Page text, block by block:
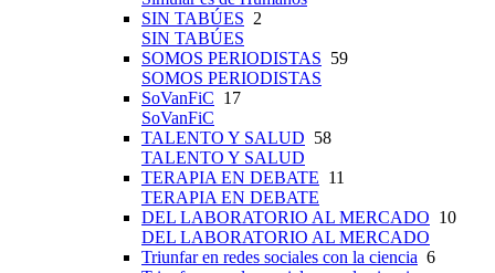
SIN TABÚES 2
SIN TABÚES
SOMOS PERIODISTAS 59
SOMOS PERIODISTAS
SoVanFiC 17
SoVanFiC
TALENTO Y SALUD 58
TALENTO Y SALUD
TERAPIA EN DEBATE 11
TERAPIA EN DEBATE
DEL LABORATORIO AL MERCADO 10
DEL LABORATORIO AL MERCADO
Triunfar en redes sociales con la ciencia 6